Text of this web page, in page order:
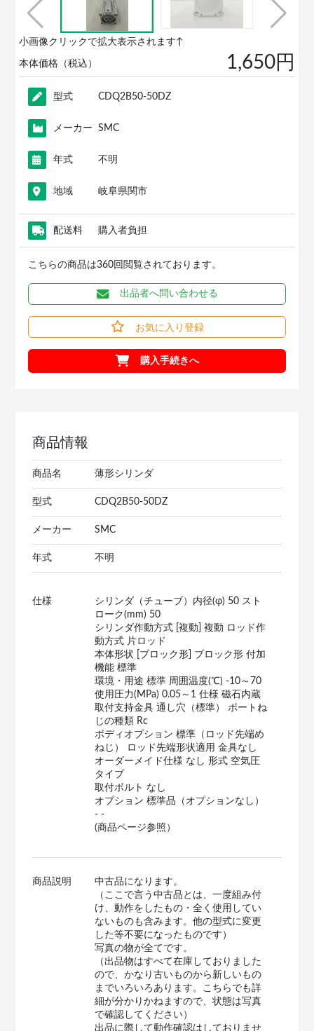
小画像クリックで拡大表示されます↑
本体価格（税込） 1,650円
型式 CDQ2B50-50DZ
メーカー SMC
年式 不明
地域 岐阜県関市
配送料 購入者負担
こちらの商品は360回閲覧されております。
出品者へ問い合わせる
お気に入り登録
購入手続きへ
商品情報
商品名 薄形シリンダ
型式 CDQ2B50-50DZ
メーカー SMC
年式 不明
仕様
シリンダ（チューブ）内径(φ) 50 スト
ローク(mm) 50
シリンダ作動方式 [複動] 複動 ロッド作
動方式 片ロッド
本体形状 [ブロック形] ブロック形 付加
機能 標準
環境・用途 標準 周囲温度(℃) -10～70
使用圧力(MPa) 0.05～1 仕様 磁石内蔵
取付支持金具 通し穴（標準） ポートね
じの種類 Rc
ボディオプション 標準（ロッド先端め
ねじ） ロッド先端形状適用 金具なし
オーダーメイド仕様 なし 形式 空気圧
タイプ
取付ボルト なし
オプション 標準品（オプションなし）
- -
(商品ページ参照）
商品説明
中古品になります。
（ここで言う中古品とは、一度組み付
け、動作をしたもの・全く使用してい
ないものも含みます。他の型式に変更
した等不要になったものです）
写真の物が全てです。
（出品物はすべて在庫しておりました
ので、かなり古いものから新しいもの
までいろいろあります。こちらでも詳
細が分かりかねますので、状態は写真
で確認してください）
出品に際して動作確認はしておりませ